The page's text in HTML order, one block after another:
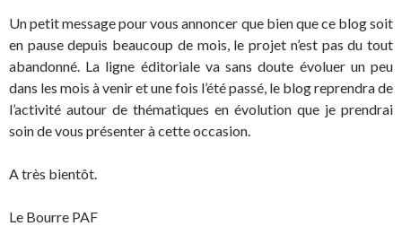
Un petit message pour vous annoncer que bien que ce blog soit
en pause depuis beaucoup de mois, le projet n’est pas du tout
abandonné. La ligne éditoriale va sans doute évoluer un peu
dans les mois à venir et une fois l’été passé, le blog reprendra de
l’activité autour de thématiques en évolution que je prendrai
soin de vous présenter à cette occasion.
A très bientôt.
Le Bourre PAF